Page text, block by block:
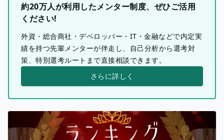
約20万人が利用したメンター制度、ぜひご活用
ください!
外資・総合商社・デベロッパー・IT・金融などで内定実
績を持つ先輩メンターが伴走し、自己分析から選考対
策、特別選考ルートまで直接相談できます。
さらに詳しく